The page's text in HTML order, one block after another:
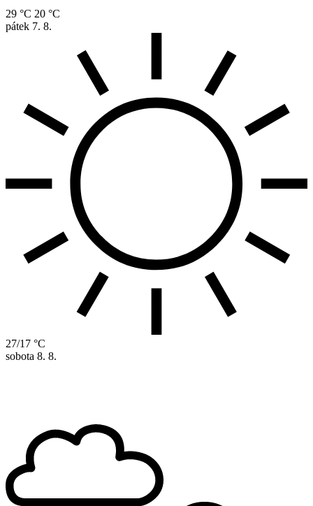
29 °C 20 °C
pátek 7. 8.
27/17 °C
sobota 8. 8.